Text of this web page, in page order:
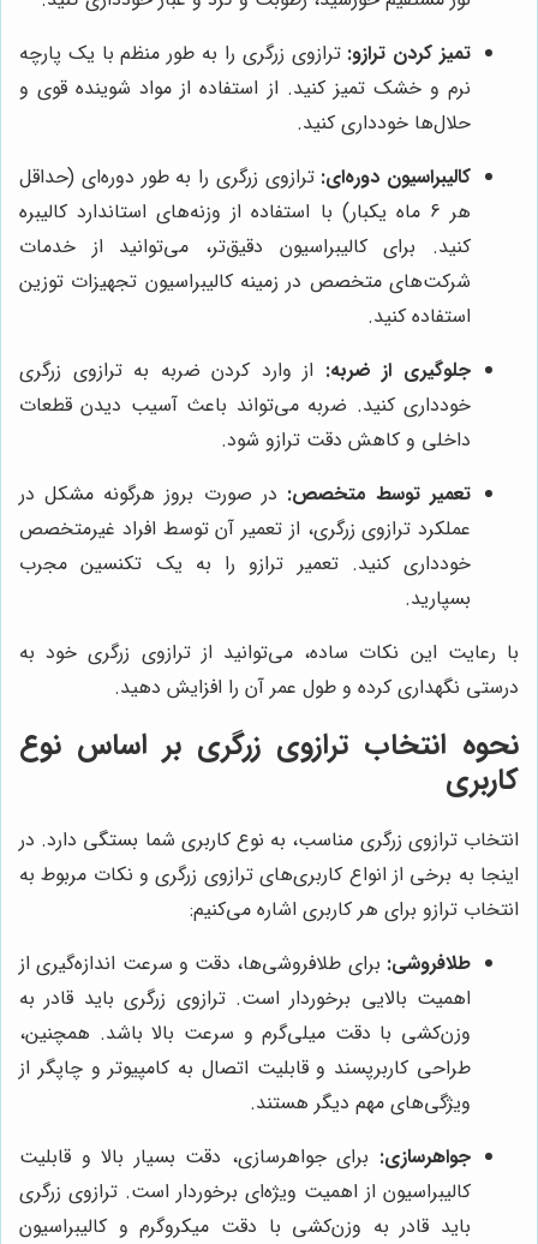
تمیز کردن ترازو: ترازوی زرگری را به طور منظم با یک پارچه
نرم و خشک تمیز کنید. از استفاده از مواد شوینده قوی و
حلال‌ها خودداری کنید.
کالیبراسیون دوره‌ای: ترازوی زرگری را به طور دوره‌ای (حداقل
هر 6 ماه یکبار) با استفاده از وزنه‌های استاندارد کالیبره
کنید. برای کالیبراسیون دقیق‌تر، می‌توانید از خدمات
شرکت‌های متخصص در زمینه کالیبراسیون تجهیزات توزین
استفاده کنید.
جلوگیری از ضربه: از وارد کردن ضربه به ترازوی زرگری
خودداری کنید. ضربه می‌تواند باعث آسیب دیدن قطعات
داخلی و کاهش دقت ترازو شود.
تعمیر توسط متخصص: در صورت بروز هرگونه مشکل در
عملکرد ترازوی زرگری، از تعمیر آن توسط افراد غیرمتخصص
خودداری کنید. تعمیر ترازو را به یک تکنسین مجرب
بسپارید.
با رعایت این نکات ساده، می‌توانید از ترازوی زرگری خود به
درستی نگهداری کرده و طول عمر آن را افزایش دهید.
نحوه انتخاب ترازوی زرگری بر اساس نوع
کاربری
انتخاب ترازوی زرگری مناسب، به نوع کاربری شما بستگی دارد. در
اینجا به برخی از انواع کاربری‌های ترازوی زرگری و نکات مربوط به
انتخاب ترازو برای هر کاربری اشاره می‌کنیم:
طلافروشی: برای طلافروشی‌ها، دقت و سرعت اندازه‌گیری از
اهمیت بالایی برخوردار است. ترازوی زرگری باید قادر به
وزن‌کشی با دقت میلی‌گرم و سرعت بالا باشد. همچنین،
طراحی کاربرپسند و قابلیت اتصال به کامپیوتر و چاپگر از
ویژگی‌های مهم دیگر هستند.
جواهرسازی: برای جواهرسازی، دقت بسیار بالا و قابلیت
کالیبراسیون از اهمیت ویژه‌ای برخوردار است. ترازوی زرگری
باید قادر به وزن‌کشی با دقت میکروگرم و کالیبراسیون